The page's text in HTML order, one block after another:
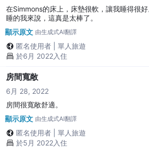
在Simmons的床上，床墊很軟，讓我睡得很
睡的我來說，這真是太棒了。
顯示原文 由生成式AI翻譯
匿名使用者
單人旅遊
於6月 2022入住
房間寬敞
6月 28, 2022
房間很寬敞舒適。
顯示原文 由生成式AI翻譯
匿名使用者
單人旅遊
於5月 2022入住